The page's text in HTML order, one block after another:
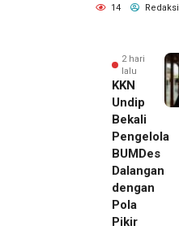
14 Redaksi
2 hari
lalu
KKN
Undip
Bekali
Pengelola
BUMDes
Dalangan
dengan
Pola
Pikir